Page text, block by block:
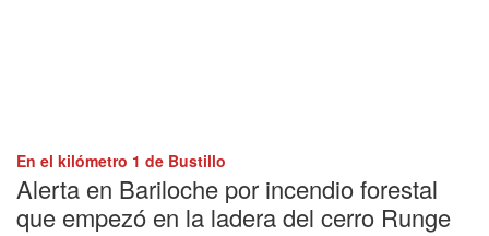
En el kilómetro 1 de Bustillo
Alerta en Bariloche por incendio forestal
que empezó en la ladera del cerro Runge